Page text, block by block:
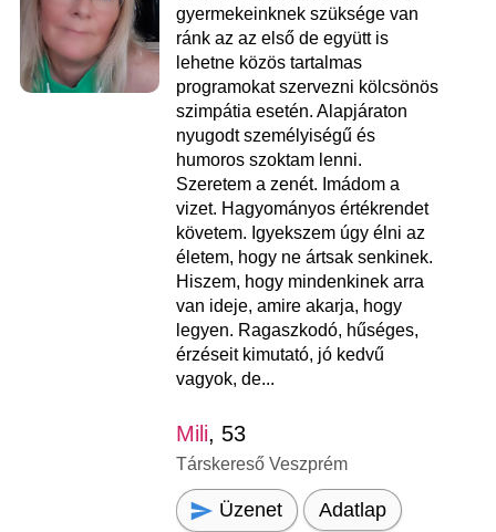
gyermekeinknek szüksége van
ránk az az első de együtt is
lehetne közös tartalmas
programokat szervezni kölcsönös
szimpátia esetén. Alapjáraton
nyugodt személyiségű és
humoros szoktam lenni.
Szeretem a zenét. Imádom a
vizet. Hagyományos értékrendet
követem. Igyekszem úgy élni az
életem, hogy ne ártsak senkinek.
Hiszem, hogy mindenkinek arra
van ideje, amire akarja, hogy
legyen. Ragaszkodó, hűséges,
érzéseit kimutató, jó kedvű
vagyok, de...
Mili, 53
Társkereső Veszprém
Üzenet Adatlap